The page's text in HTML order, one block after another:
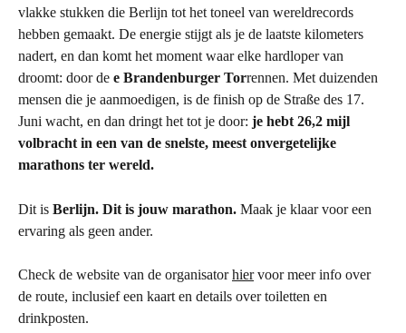
vlakke stukken die Berlijn tot het toneel van wereldrecords
hebben gemaakt. De energie stijgt als je de laatste kilometers
nadert, en dan komt het moment waar elke hardloper van
droomt: door de e Brandenburger Torrennen. Met duizenden
mensen die je aanmoedigen, is de finish op de Straße des 17.
Juni wacht, en dan dringt het tot je door: je hebt 26,2 mijl
volbracht in een van de snelste, meest onvergetelijke
marathons ter wereld.
Dit is Berlijn. Dit is jouw marathon. Maak je klaar voor een
ervaring als geen ander.
Check de website van de organisator hier voor meer info over
de route, inclusief een kaart en details over toiletten en
drinkposten.